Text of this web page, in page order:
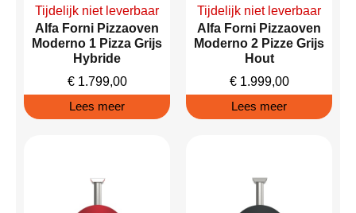
Tijdelijk niet leverbaar
Alfa Forni Pizzaoven
Moderno 1 Pizza Grijs
Hybride
€1.799,00
Lees meer
Tijdelijk niet leverbaar
Alfa Forni Pizzaoven
Moderno 2 Pizze Grijs
Hout
€1.999,00
Lees meer